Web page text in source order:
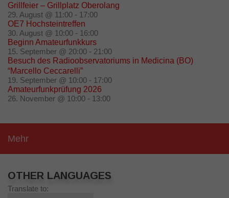
Grillfeier – Grillplatz Oberolang
29. August @ 11:00 - 17:00
OE7 Hochsteintreffen
30. August @ 10:00 - 16:00
Beginn Amateurfunkkurs
15. September @ 20:00 - 21:00
Besuch des Radioobservatoriums in Medicina (BO)
“Marcello Ceccarelli”
19. September @ 10:00 - 17:00
Amateurfunkprüfung 2026
26. November @ 10:00 - 13:00
Mehr
OTHER LANGUAGES
Translate to: